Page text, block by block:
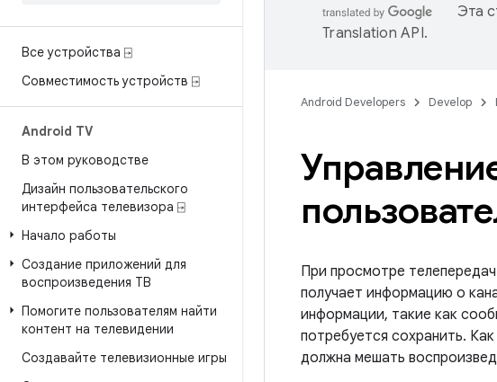
Все устройства ⍈
Совместимость устройств ⍈
Android TV
В этом руководстве
Дизайн пользовательского
интерфейса телевизора ⍈
Начало работы
Создание приложений для
воспроизведения ТВ
Помогите пользователям найти
контент на телевидении
Создавайте телевизионные игры
Эта
Translation API.
Android Developers Develop
При просмотре
получает информацию о
информации, такие как
потребуется сохранить.
должна мешать